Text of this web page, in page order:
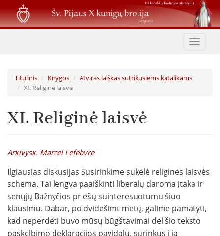
Pereiti
į
pagrindinį
Toggle
Titulinis Knygos
Atviras laiškas sutrikusiems katalikams
XI. Religinė laisvė
XI. Religinė laisvė
Arkivysk. Marcel Lefebvre
Ilgiausias diskusijas Susirinkime sukėlė religinės laisvės
schema. Tai lengva paaiškinti liberalų daroma įtaka ir
senųjų Bažnyčios priešų suinteresuotumu šiuo
klausimu. Dabar, po dvidešimt metų, galime pamatyti,
kad neperdėti buvo mūsų būgštavimai dėl šio teksto
paskelbimo deklaracijos pavidalu, surinkus į ją